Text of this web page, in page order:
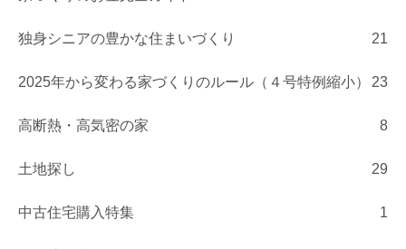
独身シニアの豊かな住まいづくり 21
2025年から変わる家づくりのルール（４号特例縮小） 23
高断熱・高気密の家 8
土地探し 29
中古住宅購入特集 1